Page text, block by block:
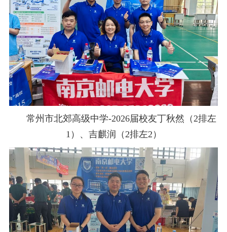
常州市北郊高级中学-2026届校友丁秋然（ 2排左
1 ）、吉麒润（ 2排左2 ）